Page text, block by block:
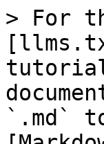
> For
`.md`